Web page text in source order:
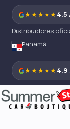
contenido
★★★★★4.5
Distribuidores
Panamá
★★★★★4.9